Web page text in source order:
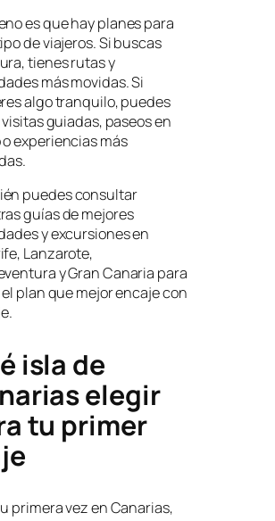
es que hay planes para
de viajeros. Si buscas
tienes rutas y
más movidas. Si
algo tranquilo, puedes
guiadas, paseos en
experiencias más
puedes consultar
guías de mejores
y excursiones en
Lanzarote,
y Gran Canaria para
plan que mejor encaje con
isla de
elegir
tu primer
primera vez en Canarias,